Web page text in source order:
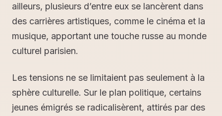
ailleurs, plusieurs d’entre eux se lancèrent dans
des carrières artistiques, comme le cinéma et la
musique, apportant une touche russe au monde
culturel parisien.
Les tensions ne se limitaient pas seulement à la
sphère culturelle. Sur le plan politique, certains
jeunes émigrés se radicalisèrent, attirés par des